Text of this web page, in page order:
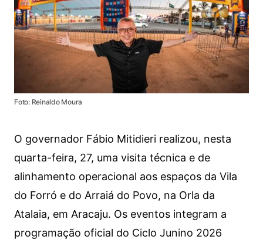
Foto: Reinaldo Moura
O governador Fábio Mitidieri realizou, nesta
quarta-feira, 27, uma visita técnica e de
alinhamento operacional aos espaços da Vila
do Forró e do Arraiá do Povo, na Orla da
Atalaia, em Aracaju. Os eventos integram a
programação oficial do Ciclo Junino 2026